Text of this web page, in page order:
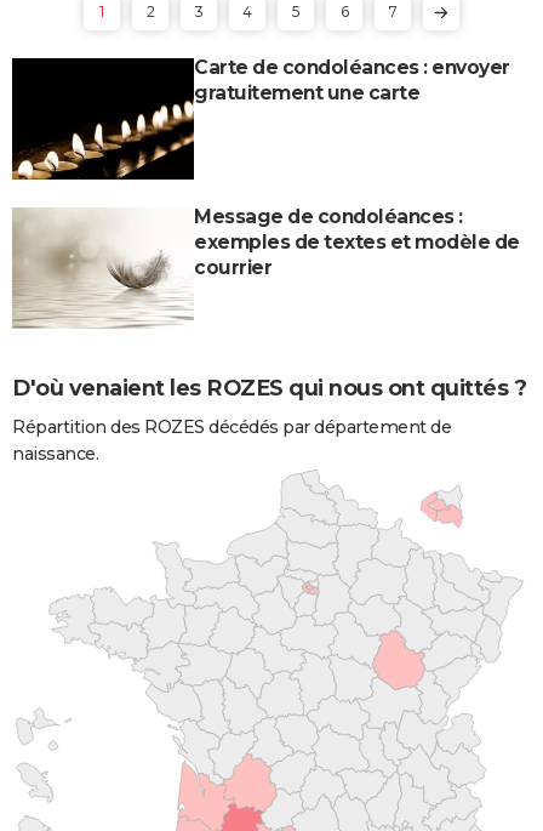
1 2 3 4 5 6 7
Carte de condoléances : envoyer
gratuitement une carte
Message de condoléances :
exemples de textes et modèle de
courrier
D'où venaient les ROZES qui nous ont quittés ?
Répartition des ROZES décédés par département de
naissance.